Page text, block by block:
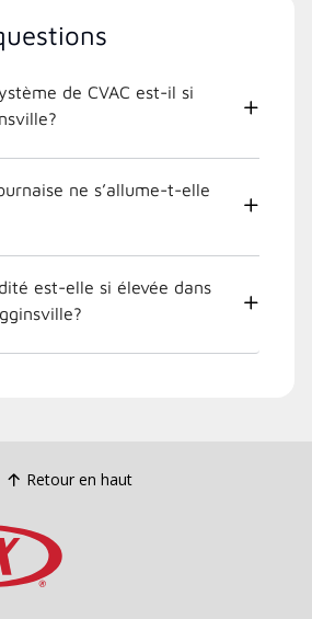
de CVAC est-il si
ne s’allume-t-elle
est-elle si élevée dans
Retour en haut